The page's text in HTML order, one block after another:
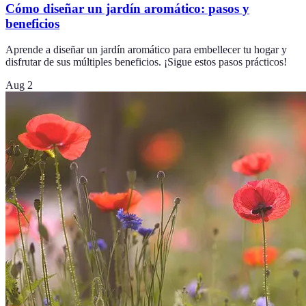
Cómo diseñar un jardín aromático: pasos y
beneficios
Aprende a diseñar un jardín aromático para embellecer tu hogar y
disfrutar de sus múltiples beneficios. ¡Sigue estos pasos prácticos!
Aug 2